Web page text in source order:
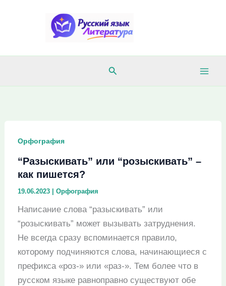
содержимому
Поиск
Орфография
“Разыскивать” или “розыскивать” –
как пишется?
19.06.2023 Орфография
Написание слова “разыскивать” или
“розыскивать” может вызывать затруднения.
Не всегда сразу вспоминается правило,
которому подчиняются слова, начинающиеся с
префикса «роз-» или «раз-». Тем более что в
русском языке равноправно существуют обе